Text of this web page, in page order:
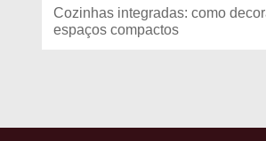
Cozinhas integradas: como
espaços compactos